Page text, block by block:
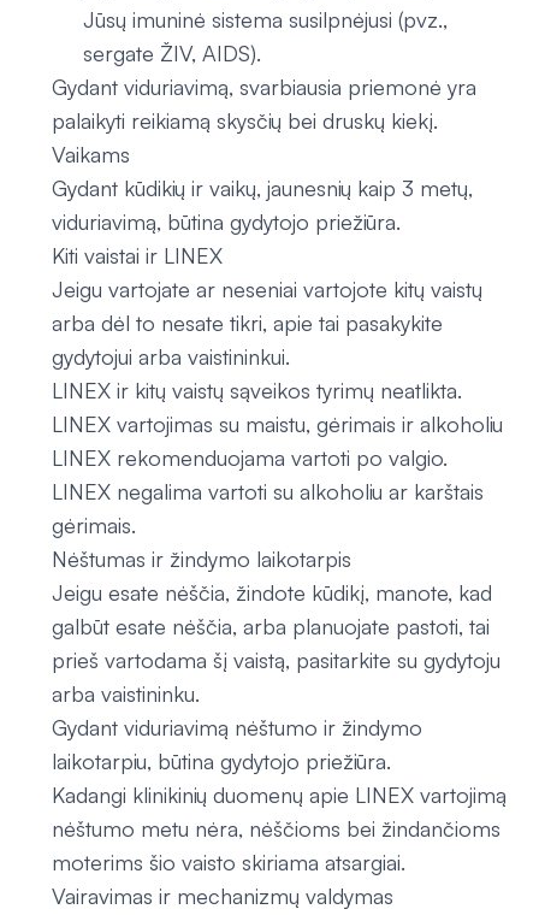
Jūsų imuninė sistema susilpnėjusi (pvz.,
sergate ŽIV, AIDS).
Gydant viduriavimą, svarbiausia priemonė yra
palaikyti reikiamą skysčių bei druskų kiekį.
Vaikams
Gydant kūdikių ir vaikų, jaunesnių kaip 3 metų,
viduriavimą, būtina gydytojo priežiūra.
Kiti vaistai ir LINEX
Jeigu vartojate ar neseniai vartojote kitų vaistų
arba dėl to nesate tikri, apie tai pasakykite
gydytojui arba vaistininkui.
LINEX ir kitų vaistų sąveikos tyrimų neatlikta.
LINEX vartojimas su maistu, gėrimais ir alkoholiu
LINEX rekomenduojama vartoti po valgio.
LINEX negalima vartoti su alkoholiu ar karštais
gėrimais.
Nėštumas ir žindymo laikotarpis
Jeigu esate nėščia, žindote kūdikį, manote, kad
galbūt esate nėščia, arba planuojate pastoti, tai
prieš vartodama šį vaistą, pasitarkite su gydytoju
arba vaistininku.
Gydant viduriavimą nėštumo ir žindymo
laikotarpiu, būtina gydytojo priežiūra.
Kadangi klinikinių duomenų apie LINEX vartojimą
nėštumo metu nėra, nėščioms bei žindančioms
moterims šio vaisto skiriama atsargiai.
Vairavimas ir mechanizmų valdymas